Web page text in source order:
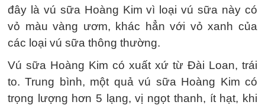
đây là vú sữa Hoàng Kim vì loại vú sữa này có
vỏ màu vàng ươm, khác hẳn với vỏ xanh của
các loại vú sữa thông thường.
Vú sữa Hoàng Kim có xuất xứ từ Đài Loan, trái
to. Trung bình, một quả vú sữa Hoàng Kim có
trọng lượng hơn 5 lạng, vị ngọt thanh, ít hạt, khi